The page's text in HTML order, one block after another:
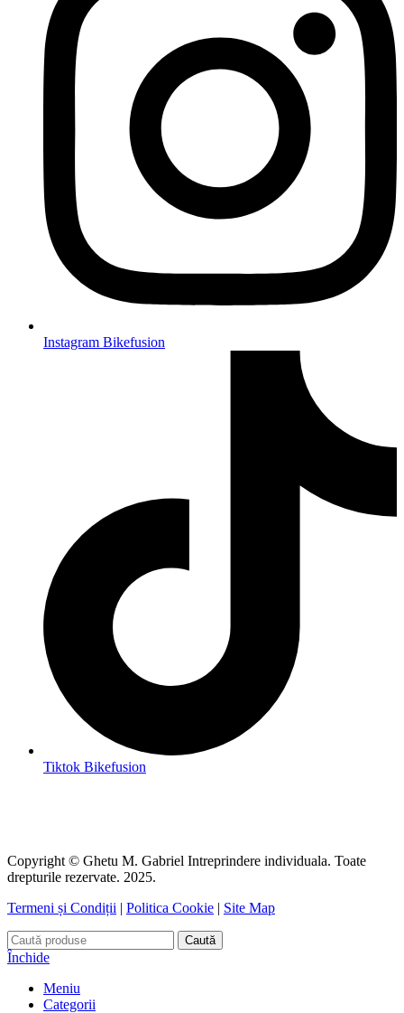
Instagram Bikefusion
Tiktok Bikefusion
Copyright © Ghetu M. Gabriel Intreprindere individuala. Toate
drepturile rezervate. 2025.
Termeni și Condiții | Politica Cookie | Site Map
Caută
Închide
Meniu
Categorii